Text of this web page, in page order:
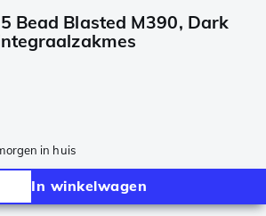
Bead Blasted M390, Dark
in huis
In winkelwagen